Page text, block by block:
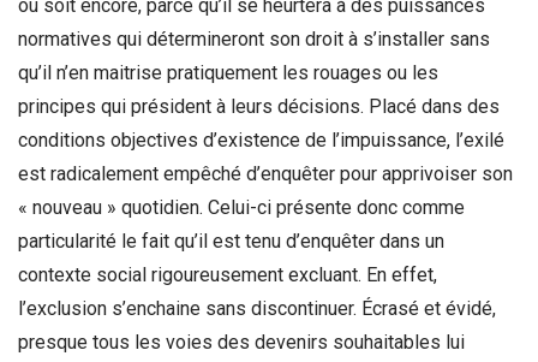
ou soit encore, parce qu’il se heurtera à des puissances
normatives qui détermineront son droit à s’installer sans
qu’il n’en maitrise pratiquement les rouages ou les
principes qui président à leurs décisions. Placé dans des
conditions objectives d’existence de l’impuissance, l’exilé
est radicalement empêché d’enquêter pour apprivoiser son
« nouveau » quotidien. Celui-ci présente donc comme
particularité le fait qu’il est tenu d’enquêter dans un
contexte social rigoureusement excluant. En effet,
l’exclusion s’enchaine sans discontinuer. Écrasé et évidé,
presque tous les voies des devenirs souhaitables lui